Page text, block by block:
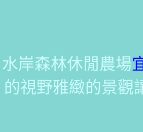
水岸森林休閒農場
的視野雅緻的景觀